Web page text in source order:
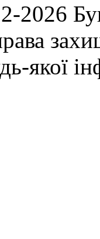
якої